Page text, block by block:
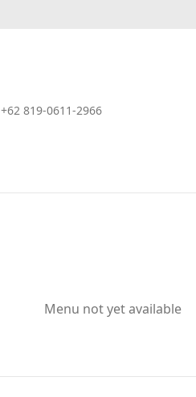
+62 819-0611-2966
Menu not yet available